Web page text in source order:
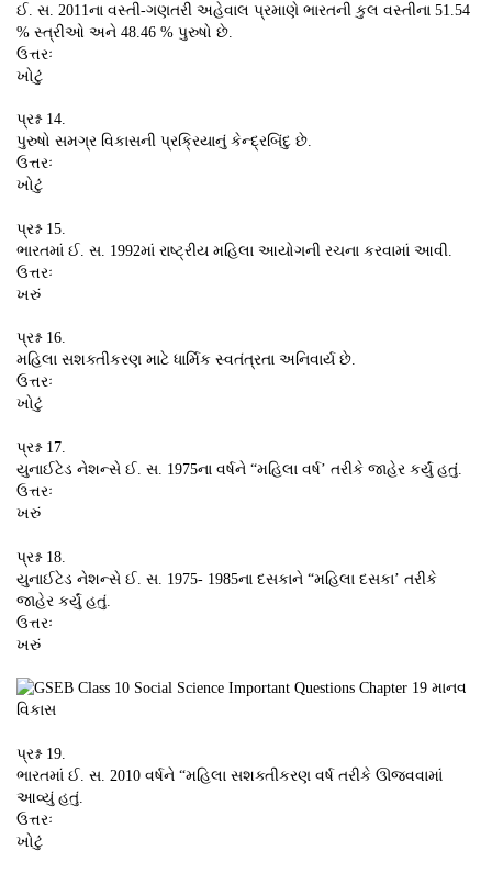
ઈ. સ. 2011ના વસ્તી-ગણતરી અહેવાલ પ્રમાણે ભારતની કુલ વસ્તીના 51.54
% સ્ત્રીઓ અને 48.46 % પુરુષો છે.
ઉત્તરઃ
ખોટું
પ્રશ્ન 14.
પુરુષો સમગ્ર વિકાસની પ્રક્રિયાનું કેન્દ્રબિંદુ છે.
ઉત્તરઃ
ખોટું
પ્રશ્ન 15.
ભારતમાં ઈ. સ. 1992માં રાષ્ટ્રીય મહિલા આયોગની રચના કરવામાં આવી.
ઉત્તરઃ
ખરું
પ્રશ્ન 16.
મહિલા સશક્તીકરણ માટે ધાર્મિક સ્વતંત્રતા અનિવાર્ય છે.
ઉત્તરઃ
ખોટું
પ્રશ્ન 17.
યુનાઈટેડ નેશન્સે ઈ. સ. 1975ના વર્ષને “મહિલા વર્ષ’ તરીકે જાહેર કર્યું હતું.
ઉત્તરઃ
ખરું
પ્રશ્ન 18.
યુનાઈટેડ નેશન્સે ઈ. સ. 1975- 1985ના દસકાને “મહિલા દસકા’ તરીકે
જાહેર કર્યું હતું.
ઉત્તરઃ
ખરું
પ્રશ્ન 19.
ભારતમાં ઈ. સ. 2010 વર્ષને “મહિલા સશક્તીકરણ વર્ષ તરીકે ઊજવવામાં
આવ્યું હતું.
ઉત્તરઃ
ખોટું